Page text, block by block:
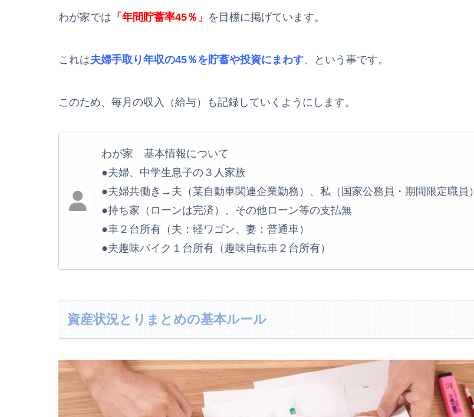
わが家では 「年間貯蓄率45％」 を目標に掲げています。
これは夫婦手取り年収の45％を貯蓄や投資にまわす、という事です。
このため、毎月の収入（給与）も記録していくようにします。
わが家 基本情報について
●夫婦、中学生息子の３人家族
●夫婦共働き→夫（某自動車関連企業勤務）、私（国家公務員・期間限定職員）
●持ち家（ローンは完済）、その他ローン等の支払無
●車２台所有（夫：軽ワゴン、妻：普通車）
●夫趣味バイク１台所有（趣味自転車２台所有）
資産状況とりまとめの基本ルール